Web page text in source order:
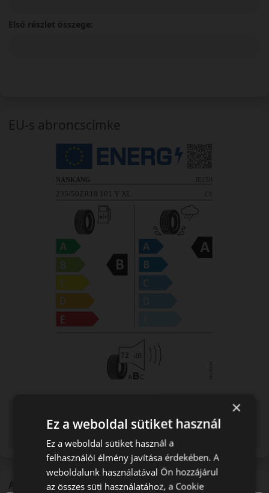
A márka
Első részlet összege:
EU-s abroncscímke
jellegűek. Előfordulhat, hogy még a korábbi EU-s címkével
×
Ez a weboldal sütiket használ
Ez a weboldal sütiket használ a
felhasználói élmény javítása érdekében. A
weboldalunk használatával Ön hozzájárul
az összes süti használatához, a Cookie